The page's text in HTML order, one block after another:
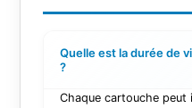
Quelle est la durée de
?
Chaque cartouche peut